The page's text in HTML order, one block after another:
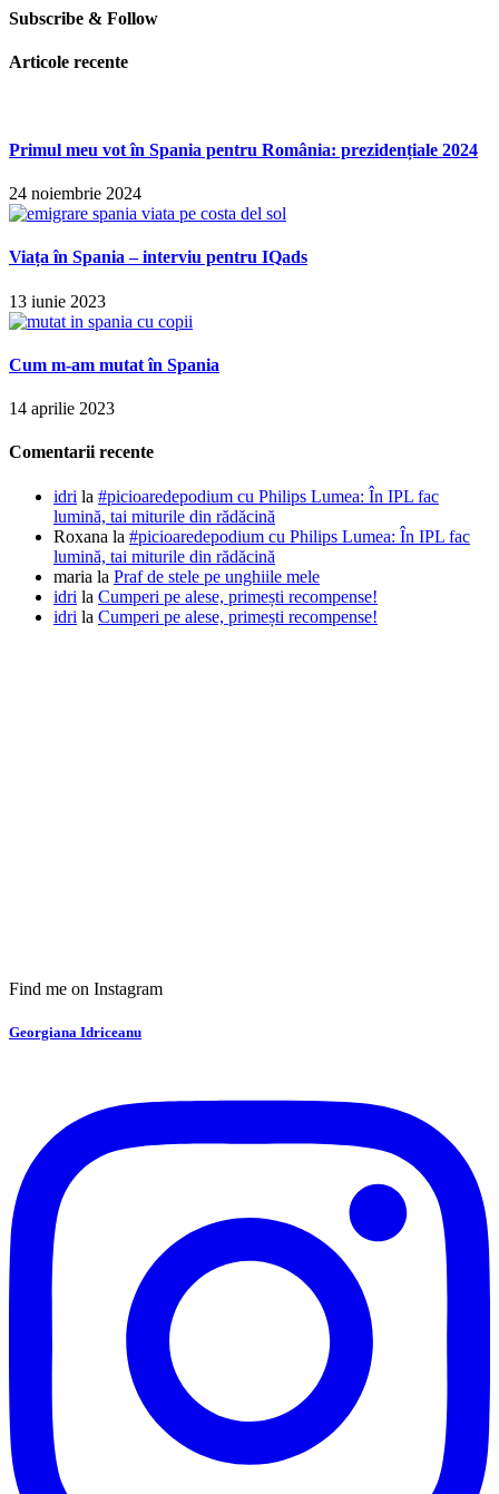
Subscribe & Follow
Articole recente
Primul meu vot în Spania pentru România: prezidențiale 2024
24 noiembrie 2024
Viața în Spania – interviu pentru IQads
13 iunie 2023
Cum m-am mutat în Spania
14 aprilie 2023
Comentarii recente
idri la #picioaredepodium cu Philips Lumea: În IPL fac
lumină, tai miturile din rădăcină
Roxana la #picioaredepodium cu Philips Lumea: În IPL fac
lumină, tai miturile din rădăcină
maria la Praf de stele pe unghiile mele
idri la Cumperi pe alese, primești recompense!
idri la Cumperi pe alese, primești recompense!
Find me on Instagram
Georgiana Idriceanu